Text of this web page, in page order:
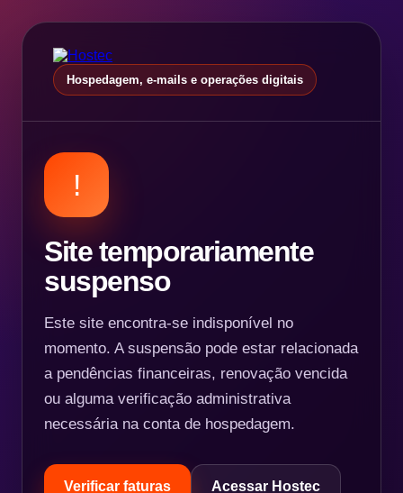
Hospedagem, e-mails e operações digitais
!
Site temporariamente
suspenso
Este site encontra-se indisponível no
momento. A suspensão pode estar relacionada
a pendências financeiras, renovação vencida
ou alguma verificação administrativa
necessária na conta de hospedagem.
Verificar faturas Acessar Hostec